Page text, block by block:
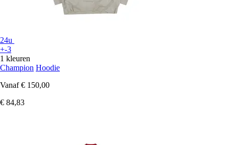
24u
+-3
1 kleuren
Champion Hoodie
Vanaf € 150,00
€ 84,83